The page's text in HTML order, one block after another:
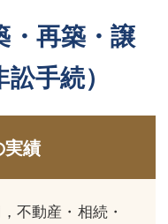
・再築・譲
手続）
実績
不動産・相続・